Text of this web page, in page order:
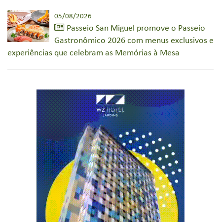
05/08/2026
Passeio San Miguel promove o Passeio
Gastronômico 2026 com menus exclusivos e
experiências que celebram as Memórias à Mesa